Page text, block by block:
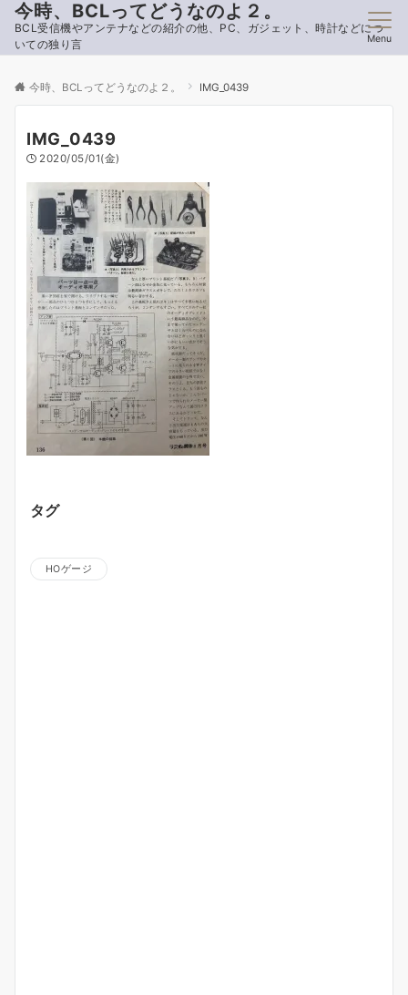
今時、BCLってどうなのよ２。
BCL受信機やアンテナなどの紹介の他、PC、ガジェット、時計などにつ
いての独り言
Menu
今時、BCLってどうなのよ２。 IMG_0439
IMG_0439
2020/05/01(金)
タグ
HOゲージ